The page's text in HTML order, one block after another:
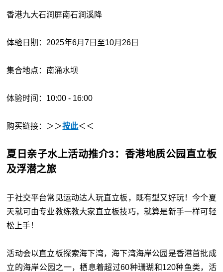
香港九大石涧屏南石涧溪降
体验日期：2025年6月7日至10月26日
集合地点：南涌水坝
体验时间：10:00 - 16:00
购买链接：＞＞按此＜＜
夏日亲子水上活动推介3：香港地质公园直立板
及浮潜之旅
于社交平台常见运动达人玩直立板，既有型又好玩！今个夏
天就可由专业教练教大家直立板技巧，就算是新手一样可轻
松上手！
活动会以直立板探索海下湾，海下湾海岸公园是香港首批成
立的海岸公园之一，栖息着超过60种珊瑚和120种鱼类，活